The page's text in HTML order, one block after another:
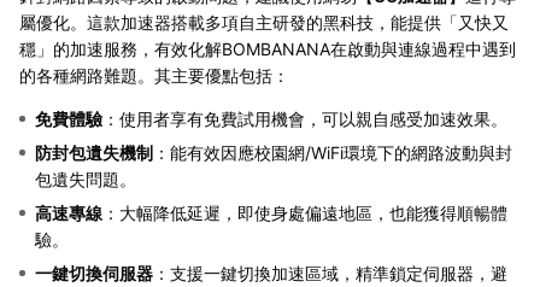
屬優化。這款加速器搭載多項自主研發的黑科技，能提供「又快又
穩」的加速服務，有效化解BOMBANANA在啟動與連線過程中遇到
的各種網路難題。其主要優點包括：
免費體驗 ：使用者享有免費試用機會，可以親自感受加速效果。
防封包遺失機制 ：能有效因應校園網/WiFi環境下的網路波動與封
包遺失問題。
高速專線 ：大幅降低延遲，即使身處偏遠地區，也能獲得順暢體
驗。
一鍵切換伺服器 ：支援一鍵切換加速區域，精準鎖定伺服器，避